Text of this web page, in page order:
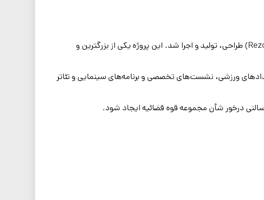
تجهیز سالن اجتماعات مجتمع فرهنگی ورزشی قوه قضائیه در سال ۱۳۸۴ توسط گروه صنعتی رض‌کو (Rezco) طراحی، تولید و اجرا شد. این پروژه یکی از بزرگترین و
ورزشی، نشست‌های تخصصی و برنامه‌های سینمایی و تئاتر
سالنی درخور شأن مجموعه قوه قضائیه ایجاد شود.